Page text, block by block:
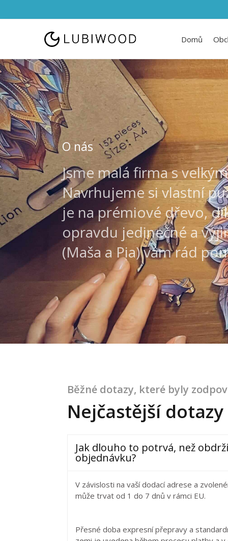
Domů
O nás
Jsme malá firma s
Navrhujeme si vlastní
je na prémiové dřevo,
opravdu jedinečné a
(Maša a Pia) vám rád
Běžné dotazy, které byly
Nejčastější dotazy
Jak dlouho to potrvá, než
objednávku?
V závislosti na vaší dodací adrese a
může trvat od 1 do 7 dnů v rámci EU.
Přesné doba expresní přepravy a